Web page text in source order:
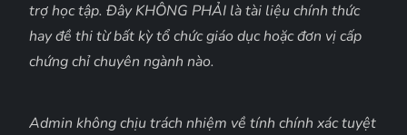
trợ học tập. Đây KHÔNG PHẢI là tài liệu chính thức
hay đề thi từ bất kỳ tổ chức giáo dục hoặc đơn vị cấp
chứng chỉ chuyên ngành nào.
Admin không chịu trách nhiệm về tính chính xác tuyệt